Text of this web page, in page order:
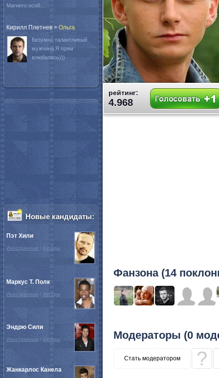
рейтинг:
4.968
Фанзона (14
Модераторы (0
Стать модератором ?
Магнито особ...
Кирилл Плетнев > Oльга
Безумно талантливый
мужчина.Я прям
влюбилась)))
Новые кандидаты:
Пэт Хили
Иностранные / Актёры
Маркус Т. Полк
Иностранные / Актёры
Эндрю Сили
Иностранные / Актёры
Жанкарлос Канела